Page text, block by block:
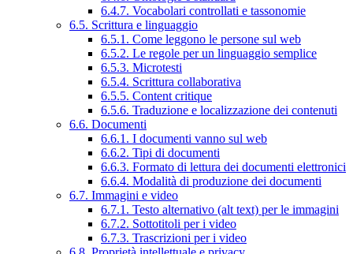
6.4.7. Vocabolari controllati e tassonomie
6.5. Scrittura e linguaggio
6.5.1. Come leggono le persone sul web
6.5.2. Le regole per un linguaggio semplice
6.5.3. Microtesti
6.5.4. Scrittura collaborativa
6.5.5. Content critique
6.5.6. Traduzione e localizzazione dei contenuti
6.6. Documenti
6.6.1. I documenti vanno sul web
6.6.2. Tipi di documenti
6.6.3. Formato di lettura dei documenti elettronici
6.6.4. Modalità di produzione dei documenti
6.7. Immagini e video
6.7.1. Testo alternativo (alt text) per le immagini
6.7.2. Sottotitoli per i video
6.7.3. Trascrizioni per i video